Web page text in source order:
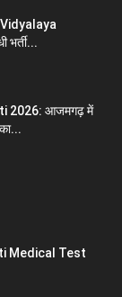
भर्ती...
2026: आजमगढ़ में
Medical Test